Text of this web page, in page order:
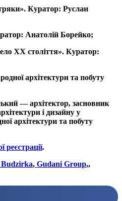
Куратор: Руслан
Анатолій Борейко;
ХХ століття». Куратор:
архітектури та побуту
— архітектор, засновник
і дизайну у
архітектури та побуту
реєстрації.
Budzirka, Gudani Group,,